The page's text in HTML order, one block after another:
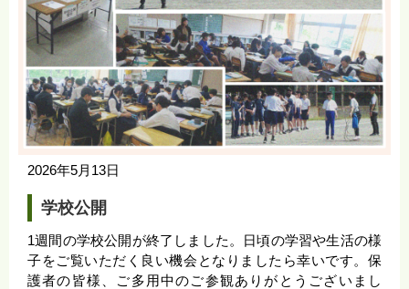
2026年5月13日
学校公開
1週間の学校公開が終了しました。日頃の学習や生活の様
子をご覧いただく良い機会となりましたら幸いです。保
護者の皆様、ご多用中のご参観ありがとうございまし